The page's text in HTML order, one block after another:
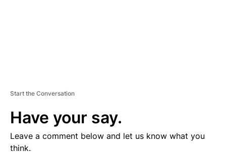
Start the Conversation
Have your say.
Leave a comment below and let us know what you
think.